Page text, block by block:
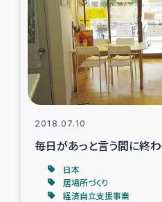
ガザ地区における
ガザ地区酪農を通し
フェアト
2018.07.10
毎日があっと言う間に終
日本
居場所づくり
経済自立支援事業